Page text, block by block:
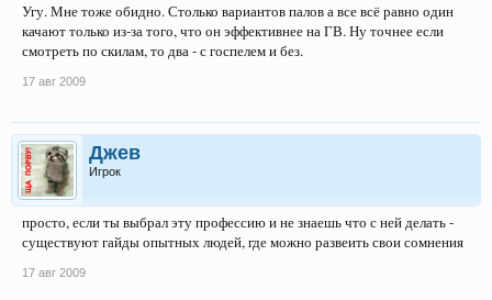
Угу. Мне тоже обидно. Столько вариантов палов а все всё равно один
качают только из-за того, что он эффективнее на ГВ. Ну точнее если
смотреть по скилам, то два - с госпелем и без.
17 авг 2009
Джев
Игрок
просто, если ты выбрал эту профессию и не знаешь что с ней делать -
существуют гайды опытных людей, где можно развеить свои сомнения
17 авг 2009